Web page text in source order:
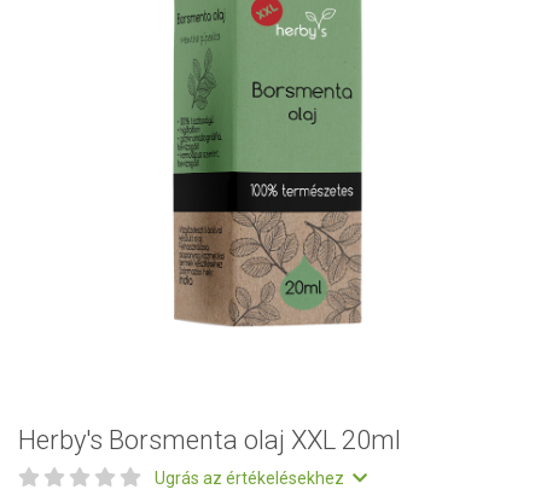
Herby's Borsmenta olaj XXL 20ml
Ugrás az értékelésekhez